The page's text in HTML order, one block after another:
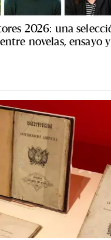
2026: una
novelas, ensayo